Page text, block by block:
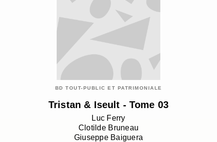
BD TOUT-PUBLIC ET PATRIMONIALE
Tristan & Iseult - Tome 03
Luc Ferry
Clotilde Bruneau
Giuseppe Baiguera